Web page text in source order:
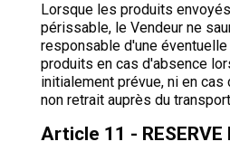
Lorsque les produits
périssable, le Vendeur ne
responsable d'une
produits en cas d'absence
initialement prévue, ni en
non retrait auprès du
Article 11 - RESERVE